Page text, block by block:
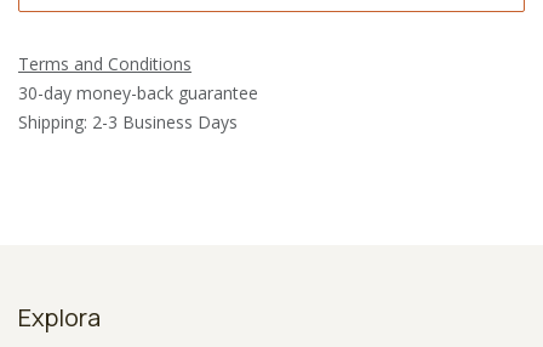
Terms and Conditions
30-day money-back guarantee
Shipping: 2-3 Business Days
Explora